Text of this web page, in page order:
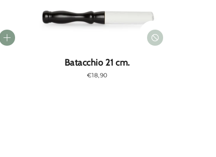
Batacchio 21 cm.
Prezzo
€18,90